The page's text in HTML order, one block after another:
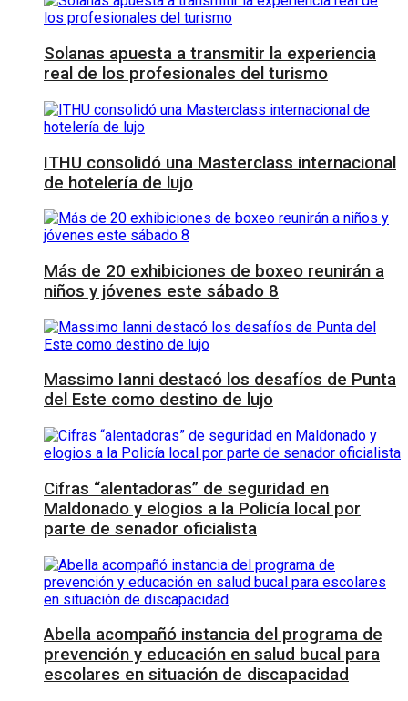
Solanas apuesta a transmitir la experiencia
real de los profesionales del turismo
ITHU consolidó una Masterclass internacional
de hotelería de lujo
Más de 20 exhibiciones de boxeo reunirán a
niños y jóvenes este sábado 8
Massimo Ianni destacó los desafíos de Punta
del Este como destino de lujo
Cifras “alentadoras” de seguridad en
Maldonado y elogios a la Policía local por
parte de senador oficialista
Abella acompañó instancia del programa de
prevención y educación en salud bucal para
escolares en situación de discapacidad